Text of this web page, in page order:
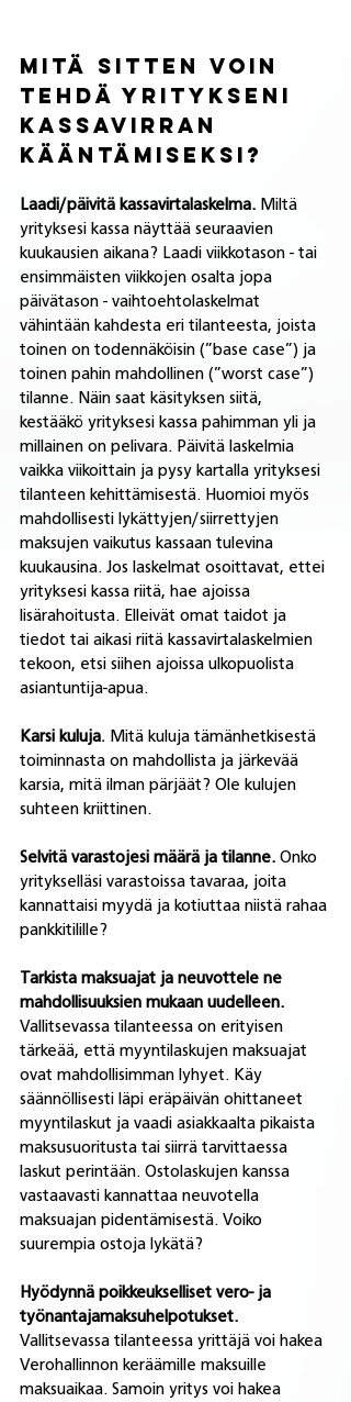
Mitä sitten voin
tehdä yritykseni
kassavirran
kääntämiseksi?
Laadi/päivitä kassavirtalaskelma. Miltä
yrityksesi kassa näyttää seuraavien
kuukausien aikana? Laadi viikkotason - tai
ensimmäisten viikkojen osalta jopa
päivätason - vaihtoehtolaskelmat
vähintään kahdesta eri tilanteesta, joista
toinen on todennäköisin (”base case”) ja
toinen pahin mahdollinen (”worst case”)
tilanne. Näin saat käsityksen siitä,
kestääkö yrityksesi kassa pahimman yli ja
millainen on pelivara. Päivitä laskelmia
vaikka viikoittain ja pysy kartalla yrityksesi
tilanteen kehittämisestä. Huomioi myös
mahdollisesti lykättyjen/siirrettyjen
maksujen vaikutus kassaan tulevina
kuukausina. Jos laskelmat osoittavat, ettei
yrityksesi kassa riitä, hae ajoissa
lisärahoitusta. Elleivät omat taidot ja
tiedot tai aikasi riitä kassavirtalaskelmien
tekoon, etsi siihen ajoissa ulkopuolista
asiantuntija-apua.
Karsi kuluja. Mitä kuluja tämänhetkisestä
toiminnasta on mahdollista ja järkevää
karsia, mitä ilman pärjäät? Ole kulujen
suhteen kriittinen.
Selvitä varastojesi määrä ja tilanne. Onko
yritykselläsi varastoissa tavaraa, joita
kannattaisi myydä ja kotiuttaa niistä rahaa
pankkitilille?
Tarkista maksuajat ja neuvottele ne
mahdollisuuksien mukaan uudelleen.
Vallitsevassa tilanteessa on erityisen
tärkeää, että myyntilaskujen maksuajat
ovat mahdollisimman lyhyet. Käy
säännöllisesti läpi eräpäivän ohittaneet
myyntilaskut ja vaadi asiakkaalta pikaista
maksusuoritusta tai siirrä tarvittaessa
laskut perintään. Ostolaskujen kanssa
vastaavasti kannattaa neuvotella
maksuajan pidentämisestä. Voiko
suurempia ostoja lykätä?
Hyödynnä poikkeukselliset vero- ja
työnantajamaksuhelpotukset.
Vallitsevassa tilanteessa yrittäjä voi hakea
Verohallinnon keräämille maksuille
maksuaikaa. Samoin yritys voi hakea